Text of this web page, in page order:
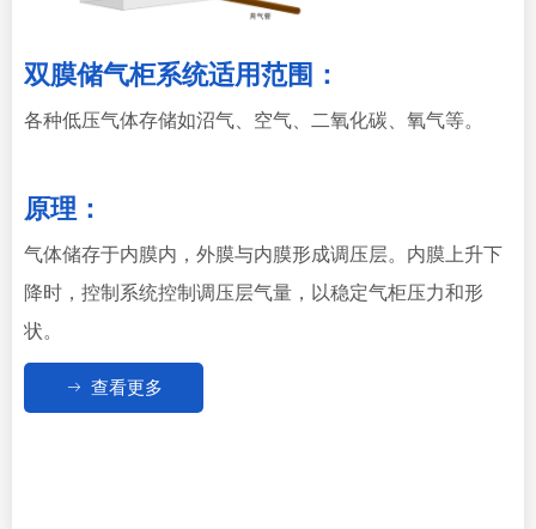
双膜储气柜系统适用范围：
各种低压气体存储如沼气、空气、二氧化碳、氧气等。
原理：
气体储存于内膜内，外膜与内膜形成调压层。内膜上升下
降时，控制系统控制调压层气量，以稳定气柜压力和形
状。
ꁹ 查看更多